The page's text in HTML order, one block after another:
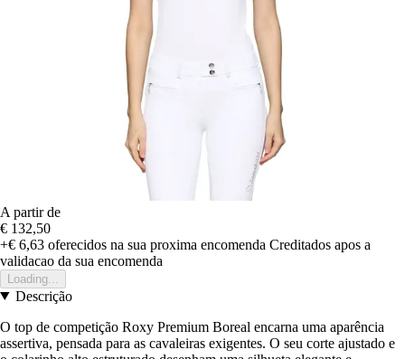
A partir de
€ 132,50
+€ 6,63 oferecidos na sua proxima encomenda Creditados apos a
validacao da sua encomenda
Loading...
Descrição
O top de competição Roxy Premium Boreal encarna uma aparência
assertiva, pensada para as cavaleiras exigentes. O seu corte ajustado e